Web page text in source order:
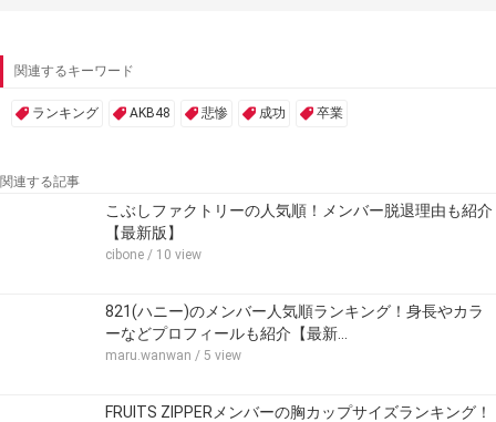
関連するキーワード
ランキング AKB48 悲惨 成功 卒業
関連する記事
こぶしファクトリーの人気順！メンバー脱退理由も紹介
【最新版】
cibone / 10 view
821(ハニー)のメンバー人気順ランキング！身長やカラ
ーなどプロフィールも紹介【最新…
maru.wanwan / 5 view
FRUITS ZIPPERメンバーの胸カップサイズランキング！